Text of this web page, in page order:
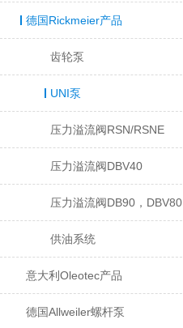
德国Rickmeier产品
齿轮泵
UNI泵
压力溢流阀RSN/RSNE
压力溢流阀DBV40
压力溢流阀DB90，DBV80
供油系统
意大利Oleotec产品
德国Allweiler螺杆泵